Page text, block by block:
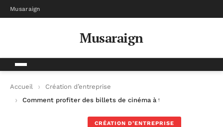
Musaraign
Musaraign
Accueil
Création d’entreprise
Comment profiter des billets de cinéma à tarif réduit avec le
CRÉATION D’ENTREPRISE